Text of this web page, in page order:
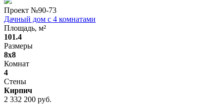
Проект №90-73
Дачный дом с 4 комнатами
Площадь, м²
101.4
Размеры
8x8
Комнат
4
Стены
Кирпич
2 332 200 руб.